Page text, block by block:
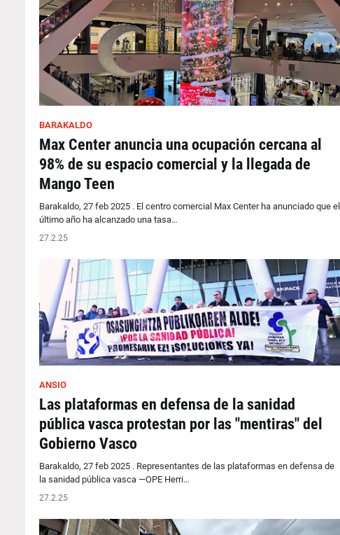
BARAKALDO
Max Center anuncia una ocupación cercana al
98% de su espacio comercial y la llegada de
Mango Teen
Barakaldo, 27 feb 2025 . El centro comercial Max Center ha anunciado que el
último año ha alcanzado una tasa…
27.2.25
ANSIO
Las plataformas en defensa de la sanidad
pública vasca protestan por las "mentiras" del
Gobierno Vasco
Barakaldo, 27 feb 2025 . Representantes de las plataformas en defensa de
la sanidad pública vasca —OPE Herri…
27.2.25